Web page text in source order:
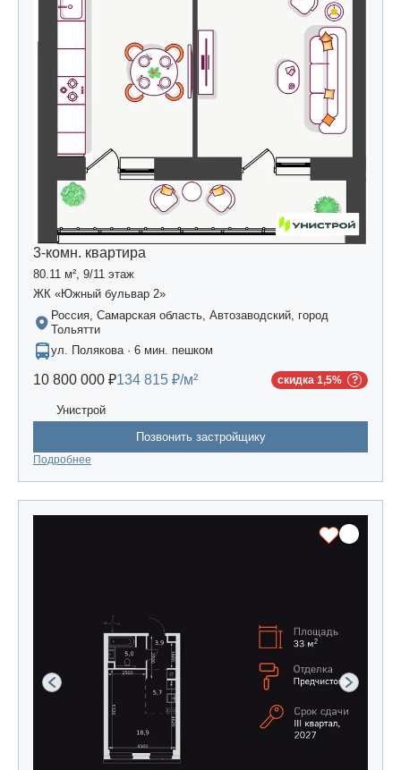
3-комн. квартира
80.11 м², 9/11 этаж
ЖК «Южный бульвар 2»
Россия, Самарская область, Автозаводский, город
Тольятти
ул. Полякова · 6 мин. пешком
10 800 000 ₽134 815 ₽/м² скидка 1,5%
Унистрой
Позвонить застройщику
Подробнее